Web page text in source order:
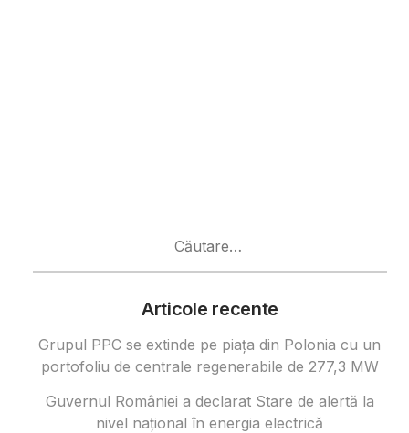
Articole recente
Grupul PPC se extinde pe piața din Polonia cu un
portofoliu de centrale regenerabile de 277,3 MW
Guvernul României a declarat Stare de alertă la
nivel național în energia electrică